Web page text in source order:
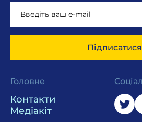
Підписатися
Головне
Контакти
Медіакіт